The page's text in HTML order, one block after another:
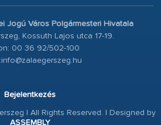
Jogú Város Polgármesteri Hivatala
Kossuth Lajos utca 17-19.
00 36 92/502-100
Bejelentkezés
| All Rights Reserved. | Designed by
ASSEMBLY